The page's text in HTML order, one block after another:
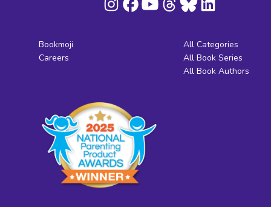
Bookmoji
Careers
All Categories
All Book Series
All Book Authors